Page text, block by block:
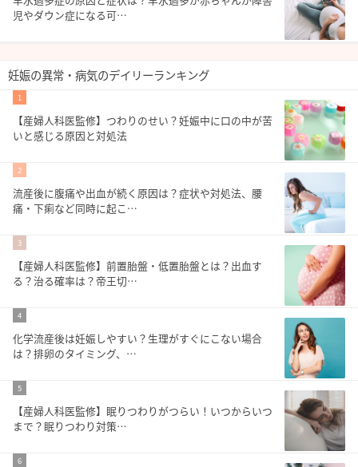
児やダウン症になる可…
妊娠の異常・病気のデイリーランキング
1
【産婦人科医監修】つわりのせい？妊娠中に口の中が苦
いと感じる原因と対処法
2
流産後に腹痛や出血が続く原因は？症状や対処法、腰
痛・下痢など同時に起こ…
3
【産婦人科医監修】前置胎盤・低置胎盤とは？出血す
る？治る確率は？帝王切…
4
化学流産後は妊娠しやすい？生理がすぐにこない場合
は？排卵のタイミング、…
5
【産婦人科医監修】眠りつわりがつらい！いつからいつ
まで？眠りつわり対策…
6